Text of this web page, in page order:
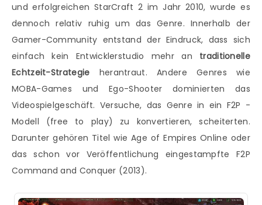
und erfolgreichen StarCraft 2 im Jahr 2010, wurde es
dennoch relativ ruhig um das Genre. Innerhalb der
Gamer-Community entstand der Eindruck, dass sich
einfach kein Entwicklerstudio mehr an traditionelle
Echtzeit-Strategie herantraut. Andere Genres wie
MOBA-Games und Ego-Shooter dominierten das
Videospielgeschäft. Versuche, das Genre in ein F2P -
Modell (free to play) zu konvertieren, scheiterten.
Darunter gehören Titel wie Age of Empires Online oder
das schon vor Veröffentlichung eingestampfte F2P
Command and Conquer (2013).